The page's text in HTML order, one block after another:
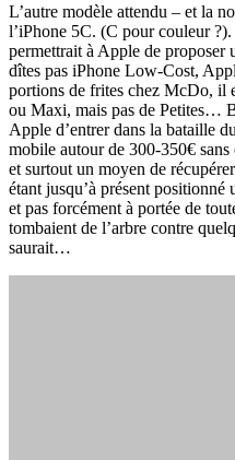
L’autre modèle attendu – et la
l’iPhone 5C. (C pour couleur
permettrait à Apple de proposer
dîtes pas iPhone Low-Cost,
portions de frites chez McDo, il
ou Maxi, mais pas de Petites…
Apple d’entrer dans la bataille
mobile autour de 300-350€
et surtout un moyen de
étant jusqu’à présent
et pas forcément à portée de
tombaient de l’arbre contre
saurait…